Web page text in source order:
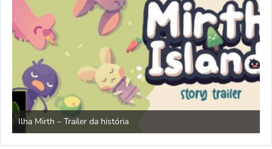
Ilha Mirth – Trailer da história